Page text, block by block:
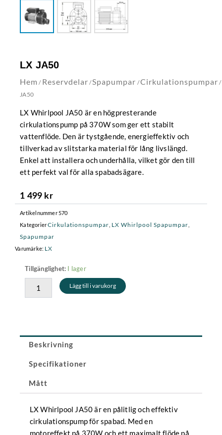
LX JA50
Hem / Reservdelar /Spapumpar /Cirkulationspumpar /
JA50
LX Whirlpool JA50 är en högpresterande
cirkulationspump på 370W som ger ett stabilt
vattenflöde. Den är tystgående, energieffektiv och
tillverkad av slitstarka material för lång livslängd.
Enkel att installera och underhålla, vilket gör den till
ett perfekt val för alla spabadsägare.
1 499 kr
Artikelnummer 570
KategorierCirkulationspumpar LX Whirlpool Spapumpar
Spapumpar
Varumärke: LX
Tillgänglighet: I lager
LX
JA50
mängd
Lägg till i varukorg
Beskrivning
Specifikationer
Mått
LX Whirlpool JA50 är en pålitlig och effektiv
cirkulationspump för spabad. Med en